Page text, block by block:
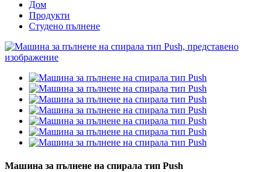
Дом
Продукти
Студено пълнене
Машина за пълнене на спирала тип Push